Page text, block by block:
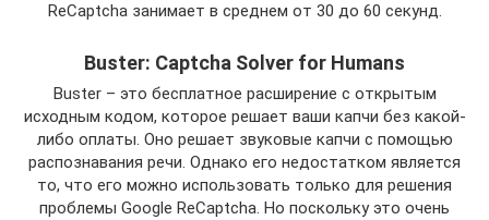
ReCaptcha занимает в среднем от 30 до 60 секунд.
Buster: Captcha Solver for Humans
Buster – это бесплатное расширение с открытым
исходным кодом, которое решает ваши капчи без какой-
либо оплаты. Оно решает звуковые капчи с помощью
распознавания речи. Однако его недостатком является
то, что его можно использовать только для решения
проблемы Google ReCaptcha. Но поскольку это очень